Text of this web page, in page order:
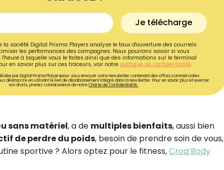
Je télécharge
la société Digital Prisma Players analyse le taux d'ouverture des courriels
les performances des campagnes. Nous pourrons savoir si vous
l'heure à laquelle vous le faites ainsi que des informations sur le terminal
en savoir plus sur ces traceurs, voir notre politique de confidentialité.
par Digital Prisma Playerspour vous envoyer votre newsletter contenant des offres commerciales
désinscrire en utilisant le lien de désabonnement intégré dans la newsletter. Pour en savoir plus et exercer
vos droits, prenez connaissance de notreCharte de Confidentialité.
sans matériel, a de multiples bienfaits, aussi bien
de perdre du poids, besoin de prendre soin de vous,
sportive ? Alors optez pour le fitness,Croq’Body